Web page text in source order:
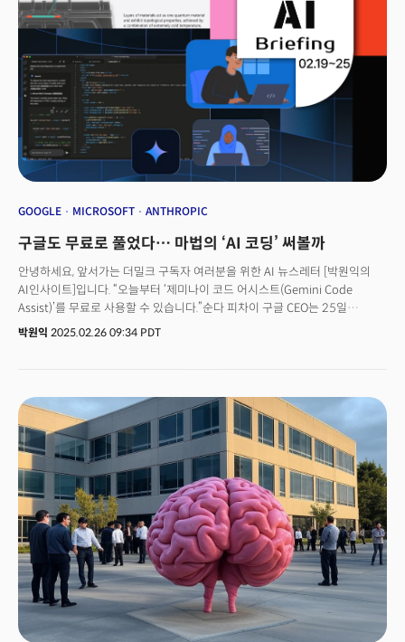
GOOGLE MICROSOFT ANTHROPIC
구글도 무료로 풀었다… 마법의 ‘AI 코딩’ 써볼까
안녕하세요, 앞서가는 더밀크 구독자 여러분을 위한 AI 뉴스레터 [박원익의
AI인사이트]입니다. “오늘부터 ‘제미나이 코드 어시스트(Gemini Code
Assist)’를 무료로 사용할 수 있습니다.”순다 피차이 구글 CEO는 25일
(현지시각) X(옛 트위터)에 “코딩(coding, 프로그래밍 코드 작성)을 위해 미세
2000건의 무료 코드 완성을 제공하는 마이크로소프트 ‘깃허브 코파일럿
(GitHub Copilot)’의 90배에 달하는 놀라운 숫자입니다. 전문 개발자뿐
아니라 누구나 AI를 활용해 코딩할 수 있는 시대가 열리고 있습니다.
박원익 2025.02.26 09:34 PDT